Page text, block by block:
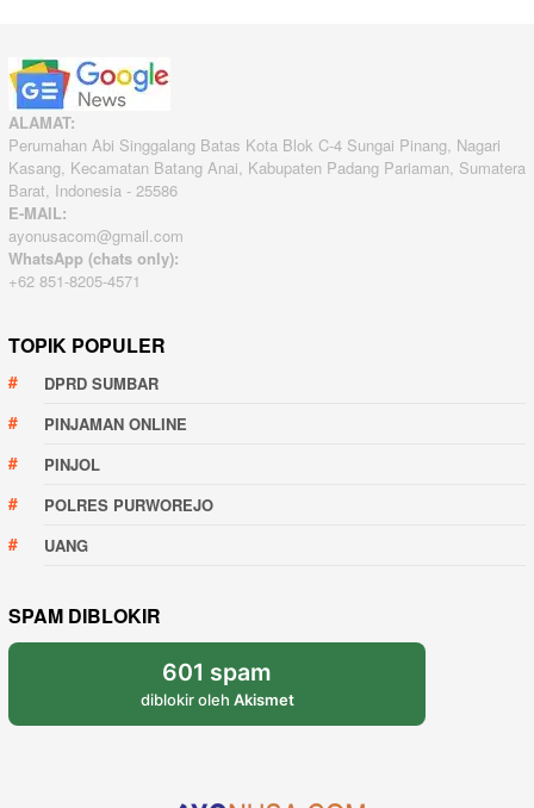
ALAMAT:
Perumahan Abi Singgalang Batas Kota Blok C-4 Sungai Pinang, Nagari
Kasang, Kecamatan Batang Anai, Kabupaten Padang Pariaman, Sumatera
Barat, Indonesia - 25586
E-MAIL:
ayonusacom@gmail.com
WhatsApp (chats only):
+62 851-8205-4571
TOPIK POPULER
DPRD SUMBAR
PINJAMAN ONLINE
PINJOL
POLRES PURWOREJO
UANG
SPAM DIBLOKIR
601 spam
diblokir oleh Akismet